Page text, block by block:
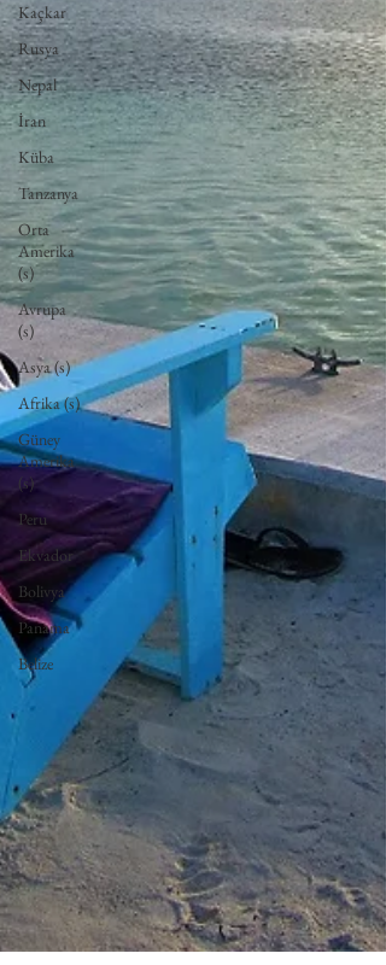
Kaçkar
Rusya
Nepal
İran
Küba
Tanzanya
Orta
Amerika
(s)
Avrupa
(s)
Asya (s)
Afrika (s)
Güney
Amerika
(s)
Peru
Ekvador
Bolivya
Panama
Belize